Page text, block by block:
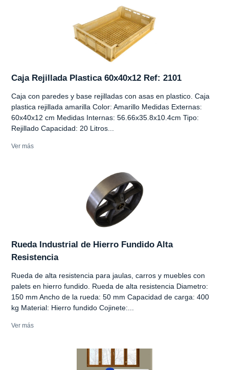
Caja Rejillada Plastica 60x40x12 Ref: 2101
Caja con paredes y base rejilladas con asas en plastico. Caja
plastica rejillada amarilla Color: Amarillo Medidas Externas:
60x40x12 cm Medidas Internas: 56.66x35.8x10.4cm Tipo:
Rejillado Capacidad: 20 Litros...
Ver más
Rueda Industrial de Hierro Fundido Alta
Resistencia
Rueda de alta resistencia para jaulas, carros y muebles con
palets en hierro fundido. Rueda de alta resistencia Diametro:
150 mm Ancho de la rueda: 50 mm Capacidad de carga: 400
kg Material: Hierro fundido Cojinete:...
Ver más